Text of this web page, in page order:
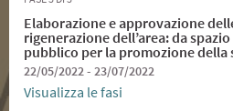
Elaborazione e approvazione
rigenerazione dell’area: da
pubblico per la promozione
22/05/2022 - 23/07/2022
Visualizza le fasi